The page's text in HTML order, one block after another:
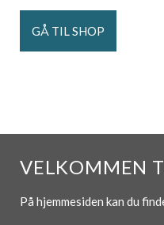
GÅ TIL SHOP
VELKOMMEN
På hjemmesiden kan du